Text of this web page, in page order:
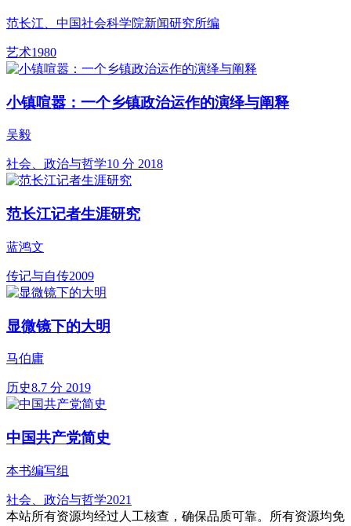
范长江、中国社会科学院新闻研究所编
艺术1980
小镇喧嚣：一个乡镇政治运作的演绎与阐释
吴毅
社会、政治与哲学10 分 2018
范长江记者生涯研究
蓝鸿文
传记与自传2009
显微镜下的大明
马伯庸
历史8.7 分 2019
中国共产党简史
本书编写组
社会、政治与哲学2021
本站所有资源均经过人工核查，确保品质可靠。所有资源均免